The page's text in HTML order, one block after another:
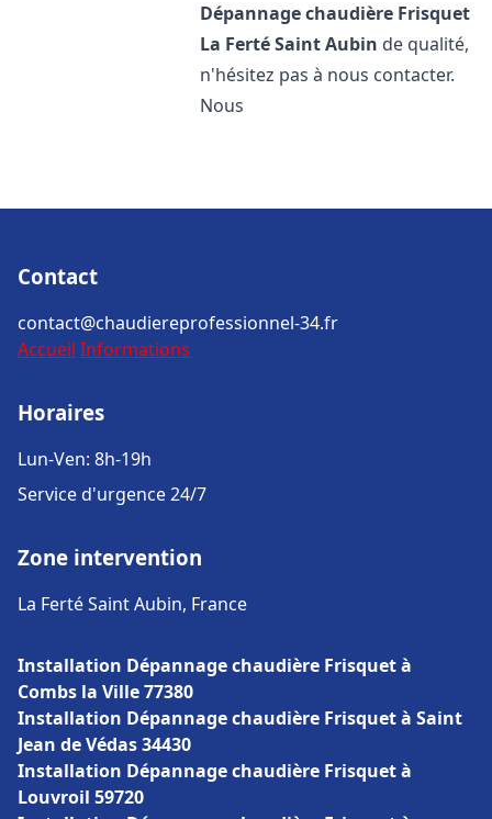
Dépannage chaudière Frisquet
La Ferté Saint Aubin de qualité,
n'hésitez pas à nous contacter.
Nous
Contact
contact@chaudiereprofessionnel-34.fr
Accueil Informations
Horaires
Lun-Ven: 8h-19h
Service d'urgence 24/7
Zone intervention
La Ferté Saint Aubin, France
Installation Dépannage chaudière Frisquet à
Combs la Ville 77380
Installation Dépannage chaudière Frisquet à Saint
Jean de Védas 34430
Installation Dépannage chaudière Frisquet à
Louvroil 59720